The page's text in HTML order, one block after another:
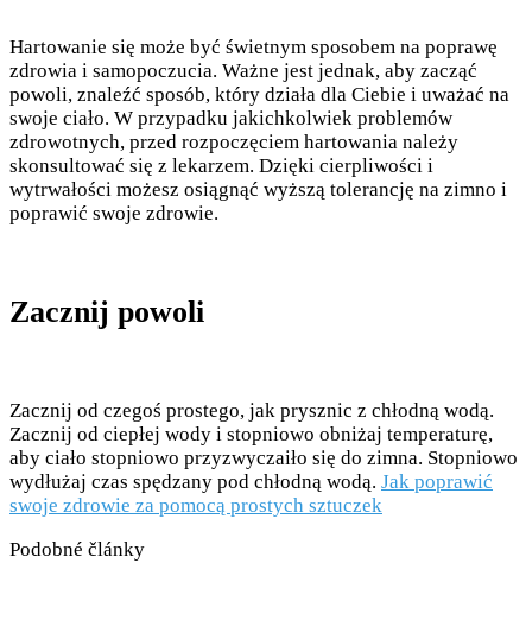
Hartowanie się może być świetnym sposobem na poprawę
zdrowia i samopoczucia. Ważne jest jednak, aby zacząć
powoli, znaleźć sposób, który działa dla Ciebie i uważać na
swoje ciało. W przypadku jakichkolwiek problemów
zdrowotnych, przed rozpoczęciem hartowania należy
skonsultować się z lekarzem. Dzięki cierpliwości i
wytrwałości możesz osiągnąć wyższą tolerancję na zimno i
poprawić swoje zdrowie.
Zacznij powoli
Zacznij od czegoś prostego, jak prysznic z chłodną wodą.
Zacznij od ciepłej wody i stopniowo obniżaj temperaturę,
aby ciało stopniowo przyzwyczaiło się do zimna. Stopniowo
wydłużaj czas spędzany pod chłodną wodą. Jak poprawić
swoje zdrowie za pomocą prostych sztuczek
Podobné články